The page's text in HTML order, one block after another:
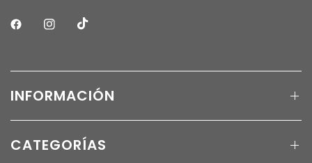
INFORMACIÓN
CATEGORÍAS